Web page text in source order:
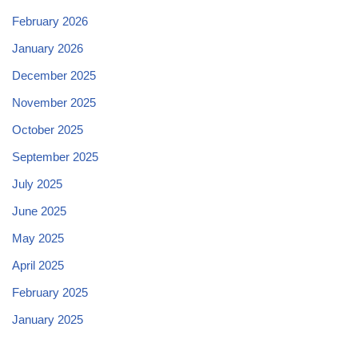
February 2026
January 2026
December 2025
November 2025
October 2025
September 2025
July 2025
June 2025
May 2025
April 2025
February 2025
January 2025